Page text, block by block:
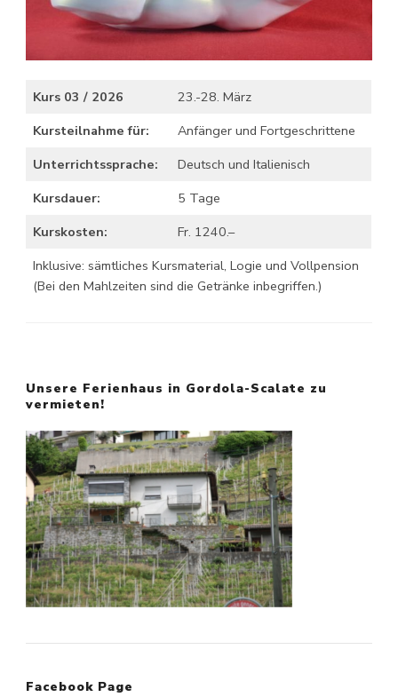
Kurs 03 / 2026
23.-28. März
Kursteilnahme für:
Anfänger und Fortgeschrittene
Unterrichtssprache:
Deutsch und Italienisch
Kursdauer:
5 Tage
Kurskosten:
Fr. 1240.–
Inklusive: sämtliches Kursmaterial, Logie und Vollpension
(Bei den Mahlzeiten sind die Getränke inbegriffen.)
Unsere Ferienhaus in Gordola-Scalate zu
vermieten!
Facebook Page